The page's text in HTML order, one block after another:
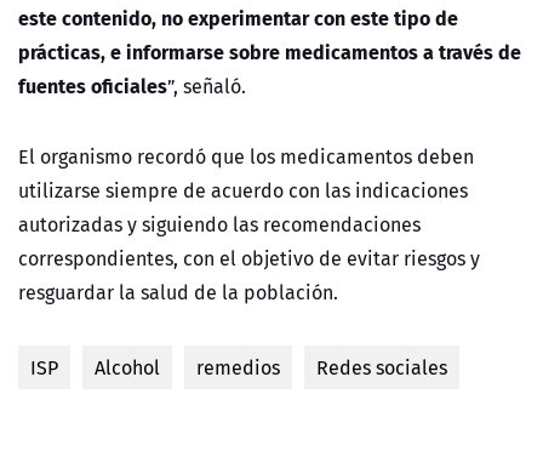
este contenido, no experimentar con este tipo de
prácticas, e informarse sobre medicamentos a través de
fuentes oficiales”, señaló.
El organismo recordó que los medicamentos deben
utilizarse siempre de acuerdo con las indicaciones
autorizadas y siguiendo las recomendaciones
correspondientes, con el objetivo de evitar riesgos y
resguardar la salud de la población.
ISP Alcohol remedios Redes sociales